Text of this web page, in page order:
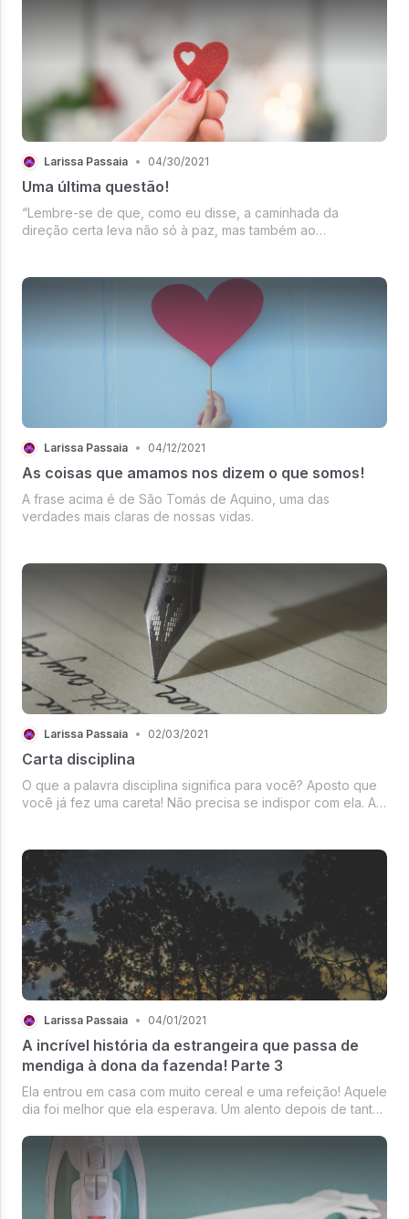
Larissa Passaia • 04/30/2021
Uma última questão!
“Lembre-se de que, como eu disse, a caminhada da
direção certa leva não só à paz, mas também ao
Larissa Passaia • 04/12/2021
As coisas que amamos nos dizem o que somos!
A frase acima é de São Tomás de Aquino, uma das
verdades mais claras de nossas vidas.
Larissa Passaia • 02/03/2021
Carta disciplina
O que a palavra disciplina significa para você? Aposto que
você já fez uma careta! Não precisa se indispor com ela. A
Larissa Passaia • 04/01/2021
A incrível história da estrangeira que passa de
mendiga à dona da fazenda! Parte 3
Ela entrou em casa com muito cereal e uma refeição! Aquele
dia foi melhor que ela esperava. Um alento depois de tantas